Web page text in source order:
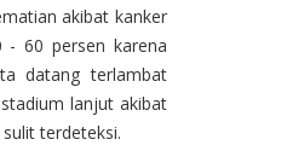
akibat kanker
- 60 persen karena
datang terlambat
lanjut akibat
terdeteksi.